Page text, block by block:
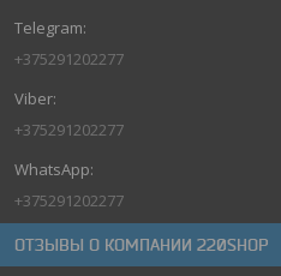
+375291202277
+375291202277
+375291202277
ОТЗЫВЫ О КОМПАНИИ 220SHOP